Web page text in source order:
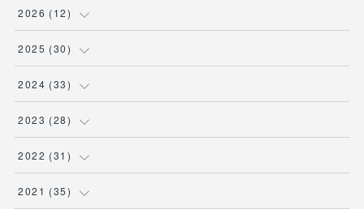
2026 (12)
(3)
(1)
(2)
( 1 )
2025 (30)
(5)
(3)
(2 )
( 4)
2024 (33)
(5)
(1 )
(2)
2023 (28)
(3 )
(2)
2022 (31 )
(1)
2021 (35)